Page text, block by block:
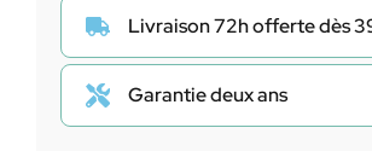
Livraison 72h offerte dès
Garantie deux ans